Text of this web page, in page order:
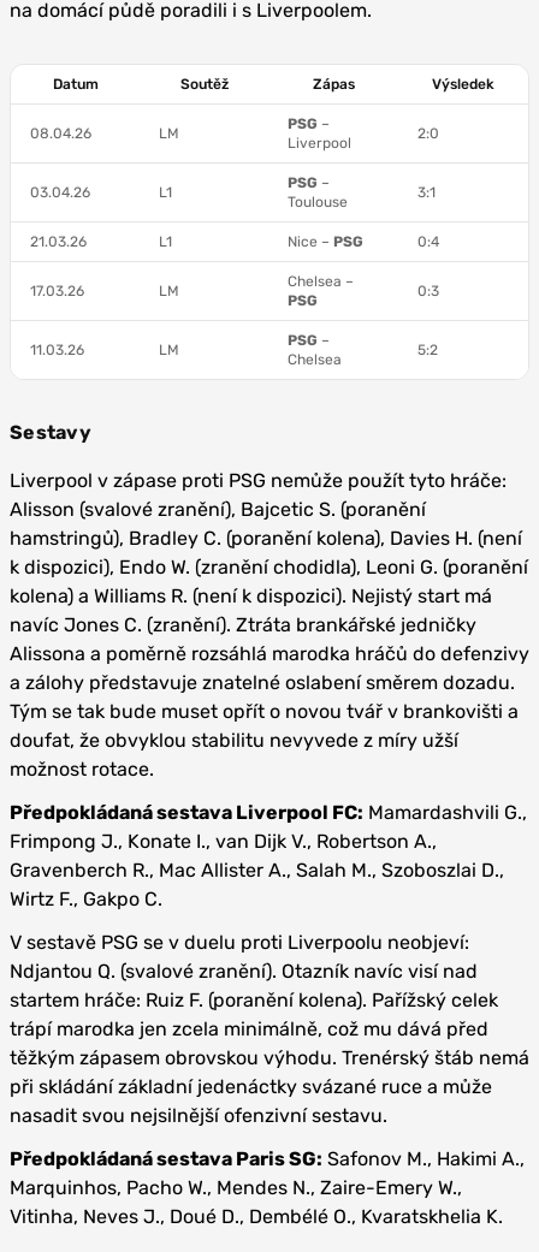
na domácí půdě poradili i s Liverpoolem.
Datum Soutěž Zápas Výsledek
08.04.26 LM
PSG –
Liverpool
2:0
03.04.26 L1
PSG –
Toulouse
3:1
21.03.26 L1 Nice – PSG 0:4
17.03.26 LM
Chelsea –
PSG
0:3
11.03.26 LM
PSG –
Chelsea
5:2
Sestavy
Liverpool v zápase proti PSG nemůže použít tyto hráče:
Alisson (svalové zranění), Bajcetic S. (poranění
hamstringů), Bradley C. (poranění kolena), Davies H. (není
k dispozici), Endo W. (zranění chodidla), Leoni G. (poranění
kolena) a Williams R. (není k dispozici). Nejistý start má
navíc Jones C. (zranění). Ztráta brankářské jedničky
Alissona a poměrně rozsáhlá marodka hráčů do defenzivy
a zálohy představuje znatelné oslabení směrem dozadu.
Tým se tak bude muset opřít o novou tvář v brankovišti a
doufat, že obvyklou stabilitu nevyvede z míry užší
možnost rotace.
Předpokládaná sestava Liverpool FC: Mamardashvili G.,
Frimpong J., Konate I., van Dijk V., Robertson A.,
Gravenberch R., Mac Allister A., Salah M., Szoboszlai D.,
Wirtz F., Gakpo C.
V sestavě PSG se v duelu proti Liverpoolu neobjeví:
Ndjantou Q. (svalové zranění). Otazník navíc visí nad
startem hráče: Ruiz F. (poranění kolena). Pařížský celek
trápí marodka jen zcela minimálně, což mu dává před
těžkým zápasem obrovskou výhodu. Trenérský štáb nemá
při skládání základní jedenáctky svázané ruce a může
nasadit svou nejsilnější ofenzivní sestavu.
Předpokládaná sestava Paris SG: Safonov M., Hakimi A.,
Marquinhos, Pacho W., Mendes N., Zaire-Emery W.,
Vitinha, Neves J., Doué D., Dembélé O., Kvaratskhelia K.